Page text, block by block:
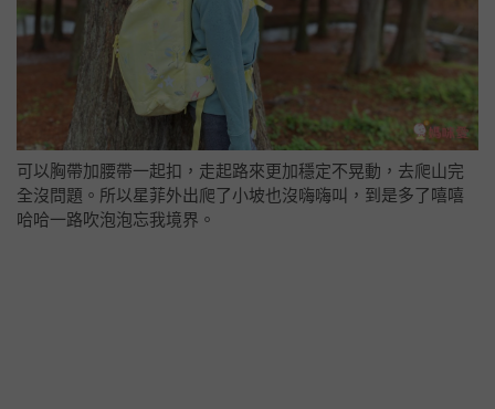
可以胸帶加腰帶一起扣，走起路來更加穩定不晃動，去爬山完
全沒問題。所以星菲外出爬了小坡也沒嗨嗨叫，到是多了嘻嘻
哈哈一路吹泡泡忘我境界。